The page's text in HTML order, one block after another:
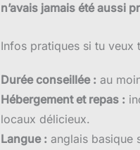
n’avais jamais été aussi
Infos pratiques si tu veux
Durée conseillée : au
Hébergement et repas :
locaux délicieux.
Langue : anglais basique